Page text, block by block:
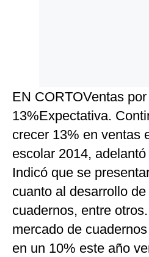
EN CORTOVentas
13%Expectativa.
crecer 13% en ventas
escolar 2014,
Indicó que se
cuanto al desarrollo
cuadernos, entre
mercado de
en un 10% este año